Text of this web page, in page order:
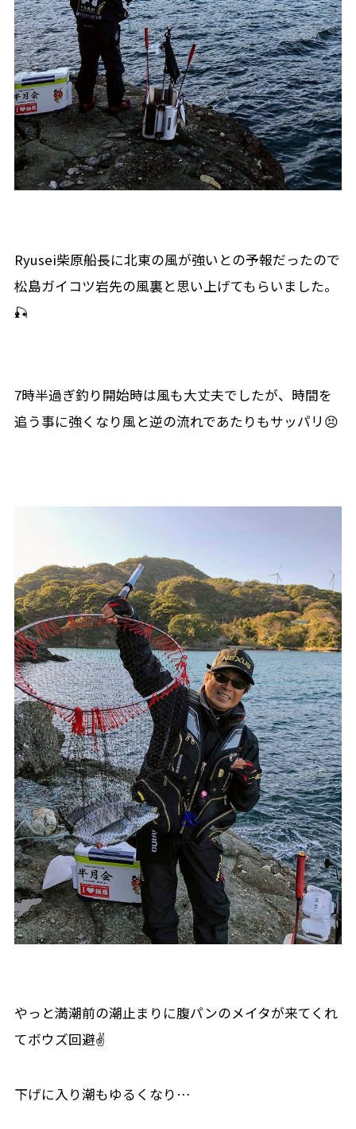
Ryusei柴原船長に北東の風が強いとの予報だったので
松島ガイコツ岩先の風裏と思い上げてもらいました。
🎣
7時半過ぎ釣り開始時は風も大丈夫でしたが、時間を
追う事に強くなり風と逆の流れであたりもサッパリ😣
やっと満潮前の潮止まりに腹パンのメイタが来てくれ
てボウズ回避✌
下げに入り潮もゆるくなり…